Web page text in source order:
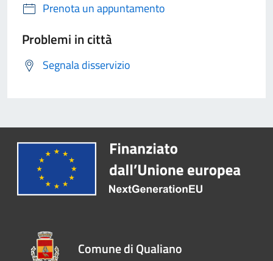
Prenota un appuntamento
Problemi in città
Segnala disservizio
Comune di Qualiano